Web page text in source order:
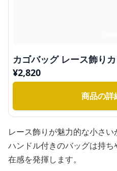
カゴバッグ レース飾り
¥2,820
商品の詳
レース飾りが魅力的な小さい
ハンドル付きのバッグは持
在感を発揮します。